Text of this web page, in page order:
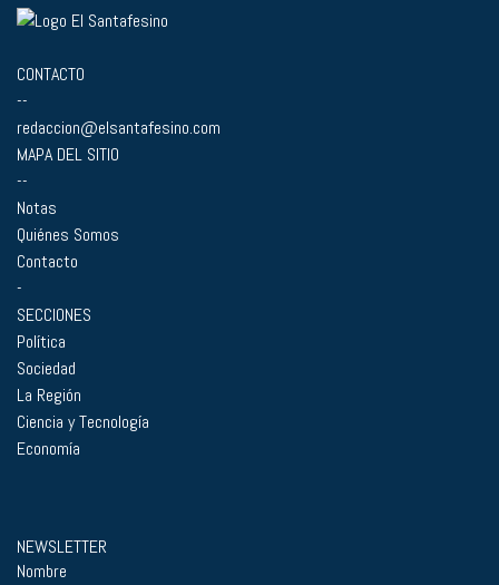
CONTACTO
--
redaccion@elsantafesino.com
MAPA DEL SITIO
--
Notas
Quiénes Somos
Contacto
-
SECCIONES
Política
Sociedad
La Región
Ciencia y Tecnología
Economía
NEWSLETTER
Nombre